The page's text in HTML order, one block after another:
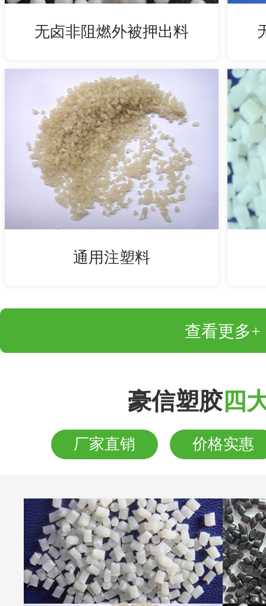
无卤非阻燃外被押出料
通用注塑料
查看更多+
豪信塑胶四
厂家直销 价格实惠